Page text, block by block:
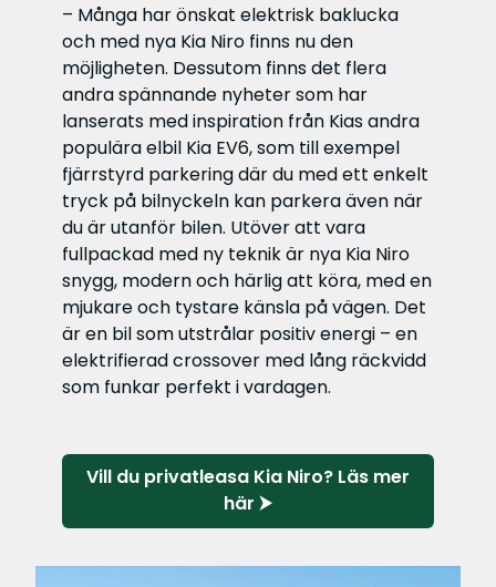
– Många har önskat elektrisk baklucka
och med nya Kia Niro finns nu den
möjligheten. Dessutom finns det flera
andra spännande nyheter som har
lanserats med inspiration från Kias andra
populära elbil Kia EV6, som till exempel
fjärrstyrd parkering där du med ett enkelt
tryck på bilnyckeln kan parkera även när
du är utanför bilen. Utöver att vara
fullpackad med ny teknik är nya Kia Niro
snygg, modern och härlig att köra, med en
mjukare och tystare känsla på vägen. Det
är en bil som utstrålar positiv energi – en
elektrifierad crossover med lång räckvidd
som funkar perfekt i vardagen.
Vill du privatleasa Kia Niro? Läs mer
här ⮞